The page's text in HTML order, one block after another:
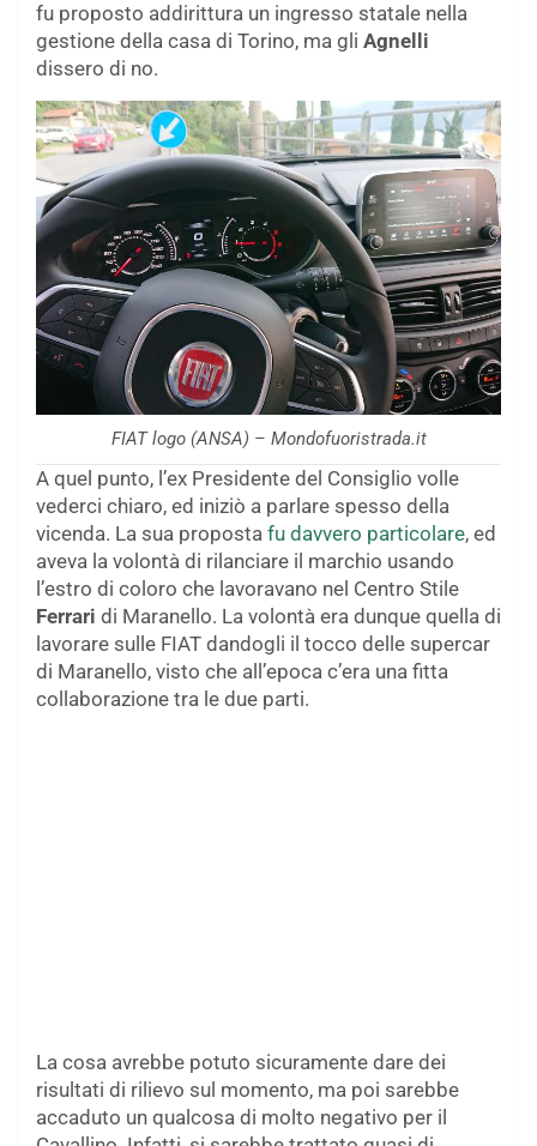
fu proposto addirittura un ingresso statale nella
gestione della casa di Torino, ma gli Agnelli
dissero di no.
FIAT logo (ANSA) – Mondofuoristrada.it
A quel punto, l’ex Presidente del Consiglio volle
vederci chiaro, ed iniziò a parlare spesso della
vicenda. La sua proposta fu davvero particolare, ed
aveva la volontà di rilanciare il marchio usando
l’estro di coloro che lavoravano nel Centro Stile
Ferrari di Maranello. La volontà era dunque quella di
lavorare sulle FIAT dandogli il tocco delle supercar
di Maranello, visto che all’epoca c’era una fitta
collaborazione tra le due parti.
La cosa avrebbe potuto sicuramente dare dei
risultati di rilievo sul momento, ma poi sarebbe
accaduto un qualcosa di molto negativo per il